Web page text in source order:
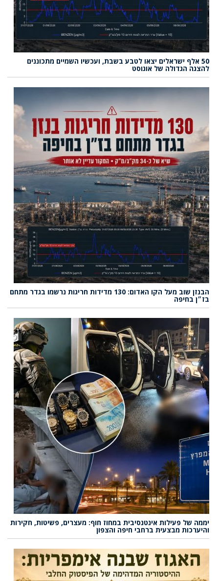
50 אלף ישראלים יצאו לטבע בשבת, ועכשיו השמיים מתכוננים
להצגה הגדולה של אוגוסט
הבנזן שוב מעל הקו האדום: 130 מדידות חריגות נרשמו בגדר מתחם
בז״ן בחיפה
יממה של פעילות אינטנסיבית במחוז חוף: מעצרים, פשיטות, חקירות
והיערכות מבצעית ברחבי חיפה והצפון